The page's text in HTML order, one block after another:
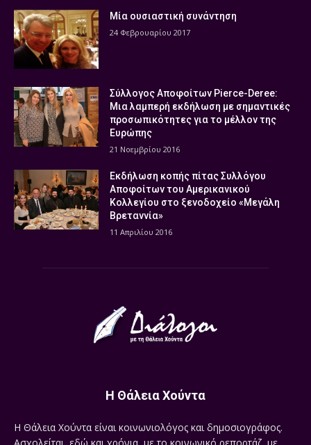
Μία ουσιαστική συνάντηση
24 Φεβρουαρίου 2017
Σύλλογος Αποφοίτων Pierce-Deree:
Μια λαμπερή εκδήλωση με σημαντικές
προσωπικότητες για το μέλλον της
Ευρώπης
21 Νοεμβρίου 2016
Εκδήλωση κοπής πίτας Συλλόγου
Αποφοίτων του Αμερικανικού
Κολλεγίου στο ξενοδοχείο «Μεγάλη
Βρεταννία»
11 Απριλίου 2016
Η Θάλεια Χούντα
Η Θάλεια Χούντα είναι κοινωνιολόγος και δημοσιογράφος.